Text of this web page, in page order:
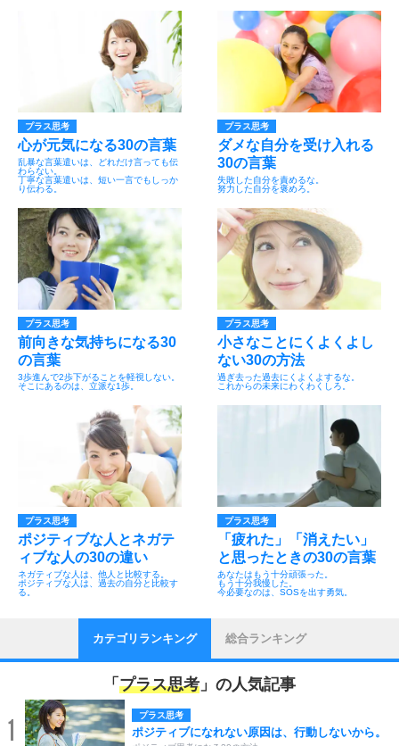
プラス思考
心が元気になる30の言葉
乱暴な言葉遣いは、どれだけ言っても伝
わらない。
丁寧な言葉遣いは、短い一言でもしっか
り伝わる。
プラス思考
ダメな自分を受け入れる
30の言葉
失敗した自分を責めるな。
努力した自分を褒めろ。
プラス思考
前向きな気持ちになる30
の言葉
3歩進んで2歩下がることを軽視しない。
そこにあるのは、立派な1歩。
プラス思考
小さなことにくよくよし
ない30の方法
過ぎ去った過去にくよくよするな。
これからの未来にわくわくしろ。
プラス思考
ポジティブな人とネガテ
ィブな人の30の違い
ネガティブな人は、他人と比較する。
ポジティブな人は、過去の自分と比較す
る。
プラス思考
「疲れた」「消えたい」
と思ったときの30の言葉
あなたはもう十分頑張った。
もう十分我慢した。
今必要なのは、SOSを出す勇気。
カテゴリランキング 総合ランキング
「 プラス思考 」の人気記事
1 プラス思考
ポジティブになれない原因は、行動しないから。